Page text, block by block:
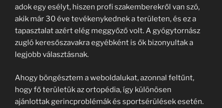
adok egy esélyt, hiszen profi szakemberekről van szó,
akik már 30 éve tevékenykednek a területen, és ez a
tapasztalat azért elég meggyőző volt. A gyógytornász
zugló keresőszavakra egyébként is ők bizonyultak a
legjobb választásnak.
Ahogy böngésztem a weboldalukat, azonnal feltűnt,
hogy fő területük az ortopédia, így különösen
ajánlottak gerincproblémák és sportsérülések esetén.